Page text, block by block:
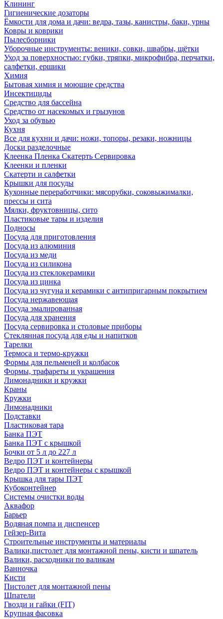
Клининг
Гигиенические дозаторы
Ёмкости для дома и дачи: ведра, тазы, канистры, баки, урны
Ковры и коврики
Пылесборники
Уборочные инструменты: веники, совки, швабры, щётки
Уход за поверхностью: губки, тряпки, микрофибра, перчатки,
салфетки, ершики
Химия
Бытовая химия и моющие средства
Инсектициды
Средство для бассейна
Средство от насекомых и грызунов
Уход за обувью
Кухня
Все для кухни и дачи: ножи, топоры, резаки, ножницы
Доски разделочные
Клеенка Пленка Скатерть Сервировка
Клеенки и пленки
Скатерти и салфетки
Крышки для посуды
Кухонные переработчики: мясорубки, соковыжималки,
прессы и сита
Мялки, фруктовницы, сито
Пластиковые тары и изделия
Подносы
Посуда для приготовления
Посуда из алюминия
Посуда из меди
Посуда из силикона
Посуда из стеклокерамики
Посуда из цинка
Посуда из чугуна и керамики с антипригарным покрытием
Посуда нержавеющая
Посуда эмалированная
Посуда для хранения
Посуда сервировка и столовые приборы
Стеклянная посуда для еды и напитков
Тарелки
Термоса и термо-кружки
Формы для пельменей и колбасок
Формы, трафареты и украшения
Лимонадники и кружки
Краны
Кружки
Лимонадники
Подставки
Пластиковая тара
Банка ПЭТ
Банка ПЭТ с крышкой
Бочки от 5 л до 227 л
Ведро ПЭТ и контейнеры
Ведро ПЭТ и контейнеры с крышкой
Крышка для тары ПЭТ
Кубоконтейнер
Системы очистки воды
Аквафор
Барьер
Водяная помпа и диспенсер
Гейзер-Вита
Строительные инструменты и материалы
Валики,пистолет для монтажной пены, кисти и шпатель
Валики, расходники по валикам
Ванночка
Кисти
Пистолет для монтажной пены
Шпатели
Гвозди и гайки (FIT)
Крупная фасовка